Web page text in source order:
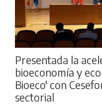
Presentada la
bioeconomía y
Bioeco' con
sectorial